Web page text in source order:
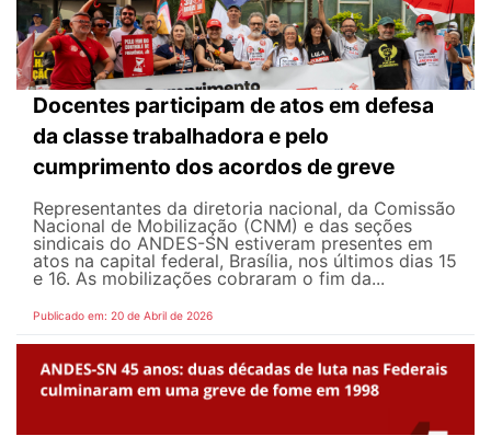
Docentes participam de atos em defesa
da classe trabalhadora e pelo
cumprimento dos acordos de greve
Representantes da diretoria nacional, da Comissão
Nacional de Mobilização (CNM) e das seções
sindicais do ANDES-SN estiveram presentes em
atos na capital federal, Brasília, nos últimos dias 15
e 16. As mobilizações cobraram o fim da...
Publicado em: 20 de Abril de 2026